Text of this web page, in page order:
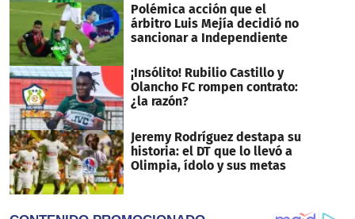
Polémica acción que el
árbitro Luis Mejía decidió no
sancionar a Independiente
¡Insólito! Rubilio Castillo y
Olancho FC rompen contrato:
¿la razón?
Jeremy Rodríguez destapa su
historia: el DT que lo llevó a
Olimpia, ídolo y sus metas